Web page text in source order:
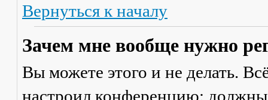
Вернуться к началу
Зачем мне вообще нужно
Вы можете этого и не делать.
настроил конференцию: должны